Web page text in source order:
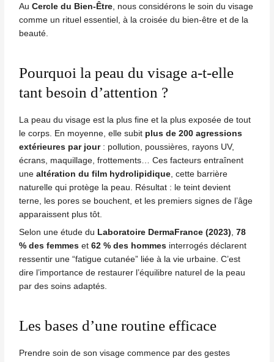
AuCercle du Bien-Être , nous considérons le soin du visage
comme un rituel essentiel, à la croisée du bien-être et de la
beauté.
Pourquoi la peau du visage a-t-elle
tant besoin d’attention ?
La peau du visage est la plus fine et la plus exposée de tout
le corps. En moyenne, elle subit plus de 200 agressions
extérieures par jour: pollution, poussières, rayons UV,
écrans, maquillage, frottements… Ces facteurs entraînent
unealtération du film hydrolipidique , cette barrière
naturelle qui protège la peau. Résultat : le teint devient
terne, les pores se bouchent, et les premiers signes de l’âge
apparaissent plus tôt.
Selon une étude du Laboratoire DermaFrance (2023) ,78
% des femmes et62 % des hommes interrogés déclarent
ressentir une “fatigue cutanée” liée à la vie urbaine. C’est
dire l’importance de restaurer l’équilibre naturel de la peau
par des soins adaptés.
Les bases d’une routine efficace
Prendre soin de son visage commence par des gestes